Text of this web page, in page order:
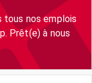
tous nos emplois
Prêt(e) à nous